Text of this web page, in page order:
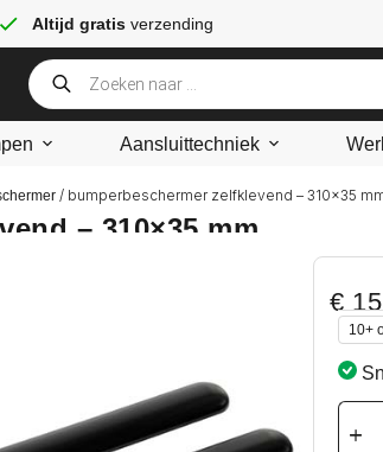
Altijd gratis verzending
Aansluittechniek
/ bumperbeschermer zelfklevend – 310×35
– 310×35 mm
€
10+